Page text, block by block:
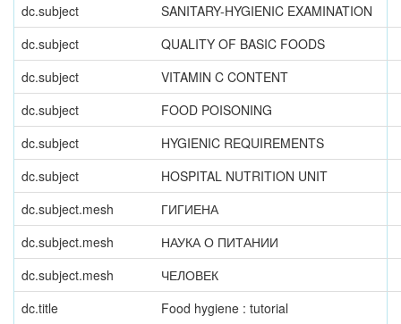
dc.subject
SANITARY-HYGIENIC EXAMINATION
dc.subject
QUALITY OF BASIC FOODS
dc.subject
VITAMIN C CONTENT
dc.subject
FOOD POISONING
dc.subject
HYGIENIC REQUIREMENTS
dc.subject
HOSPITAL NUTRITION UNIT
dc.subject.mesh
ГИГИЕНА
dc.subject.mesh
НАУКА О ПИТАНИИ
dc.subject.mesh
ЧЕЛОВЕК
dc.title
Food hygiene : tutorial